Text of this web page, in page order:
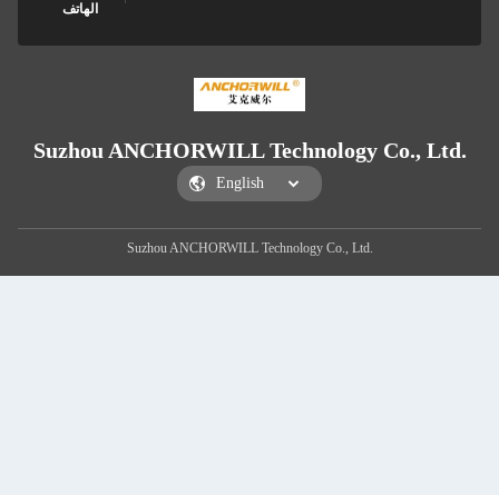
الهاتف
Suzhou ANCHORWILL Technology Co., Ltd.
Suzhou ANCHORWILL Technology Co., Ltd.